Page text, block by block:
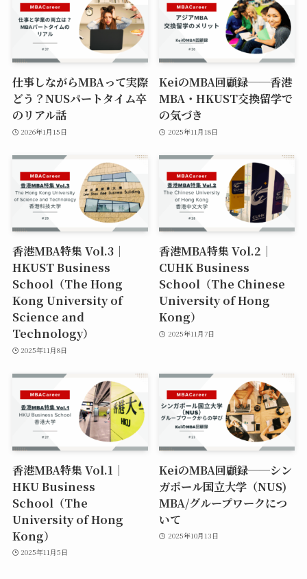
仕事しながらMBAって実際
どう？NUSパートタイム卒
のリアル話
2026年1月15日
KeiのMBA回顧録──香港
MBA・HKUST交換留学で
の気づき
2025年11月18日
香港MBA特集 Vol.3｜
HKUST Business
School（The Hong
Kong University of
Science and
Technology）
2025年11月8日
香港MBA特集 Vol.2｜
CUHK Business
School（The Chinese
University of Hong
Kong）
2025年11月7日
香港MBA特集 Vol.1｜
HKU Business
School（The
University of Hong
Kong）
2025年11月5日
KeiのMBA回顧録──シン
ガポール国立大学（NUS)
MBA/グループワークにつ
いて
2025年10月13日